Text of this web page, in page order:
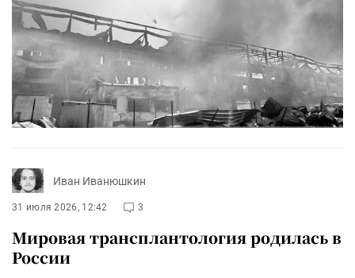
Иван Иванюшкин
31 июля 2026, 12:42 3
Мировая трансплантология родилась в
России